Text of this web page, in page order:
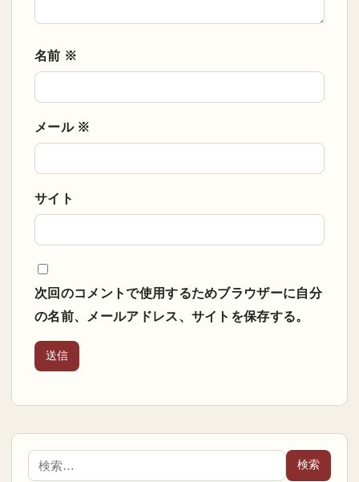
名前 ※
メール ※
サイト
次回のコメントで使用するためブラウザーに自分
の名前、メールアドレス、サイトを保存する。